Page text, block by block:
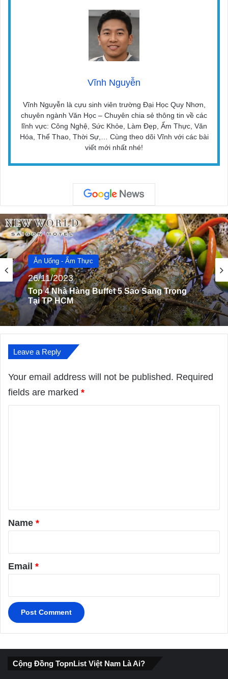
Vĩnh Nguyễn
Vĩnh Nguyễn là cựu sinh viên trường Đại Học Quy Nhơn,
chuyên ngành Văn Học – Chuyên chia sẻ thông tin về các
lĩnh vực: Công Nghệ, Sức Khỏe, Làm Đẹp, Ẩm Thực, Văn
Hóa, Thể Thao, Thời Sự,… Cùng theo dõi Vĩnh với các bài
viết mới nhất nhé!
Ăn Uống - Ẩm Thực
03/10/2022
Top 8 Quán Nem Nướng Đặc Sản Phải Ghé
Khi Đến Nha Trang
Leave a Reply
Your email address will not be published. Required
fields are marked *
*
Name *
Email *
Cộng Đồng TopnList Việt Nam Là Ai?